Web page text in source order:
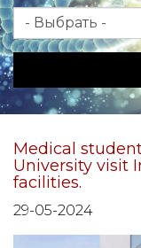
Месяц
Medical
University visit
facilities.
29-05-2024